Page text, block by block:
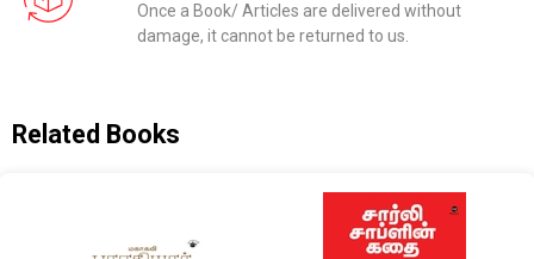
Once a Book/ Articles are delivered without
damage, it cannot be returned to us.
Related Books